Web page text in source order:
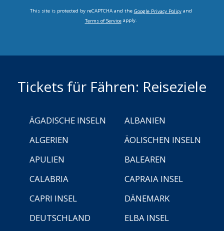
This site is protected by reCAPTCHA and the Google Privacy Policyand
Terms of Serviceapply.
Tickets für Fähren: Reiseziele
ÄGADISCHE INSELN
ALBANIEN
ALGERIEN
ÄOLISCHEN INSELN
APULIEN
BALEAREN
CALABRIA
CAPRAIA INSEL
CAPRI INSEL
DÄNEMARK
DEUTSCHLAND
ELBA INSEL